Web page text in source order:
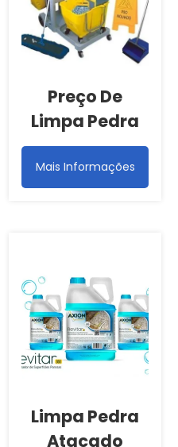
Preço De
Limpa Pedra
Mais Informações
Limpa Pedra
Atacado